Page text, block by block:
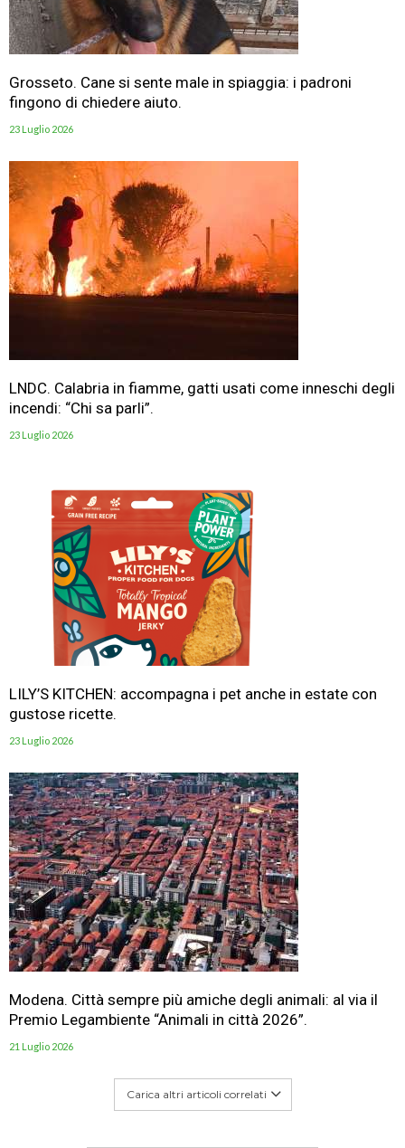
Grosseto. Cane si sente male in spiaggia: i padroni
fingono di chiedere aiuto.
23 Luglio 2026
LNDC. Calabria in fiamme, gatti usati come inneschi degli
incendi: “Chi sa parli”.
23 Luglio 2026
LILY’S KITCHEN: accompagna i pet anche in estate con
gustose ricette.
23 Luglio 2026
Modena. Città sempre più amiche degli animali: al via il
Premio Legambiente “Animali in città 2026”.
21 Luglio 2026
Carica altri articoli correlati